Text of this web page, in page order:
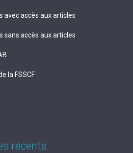
avec accès aux articles
sans accès aux articles
la FSSCF
récents